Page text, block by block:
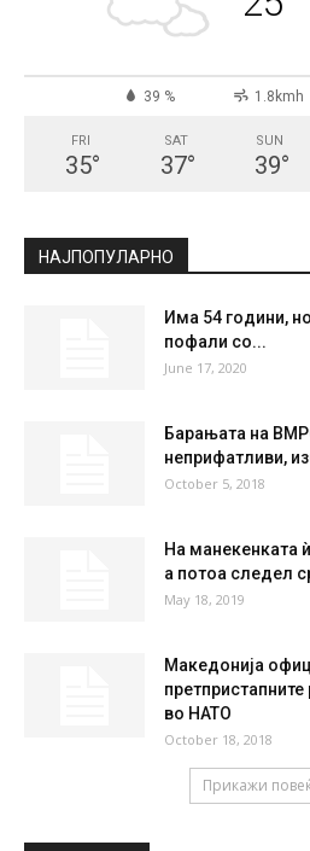
39 % 1.8kmh
FRI
35°
SAT
37°
SUN
39°
НАЈПОПУЛАРНО
Има 54 години,
пофали со...
June 17, 2020
Барањата на
неприфатливи,
October 5, 2018
На манекенката
а потоа следел
May 18, 2019
Македонија
во НАТО
October 18, 2018
Прикажи